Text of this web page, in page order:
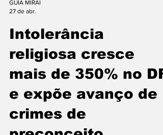
GUIA MIRAI
27 de abr.
Intolerância
religiosa cresce
mais de 350% no DF